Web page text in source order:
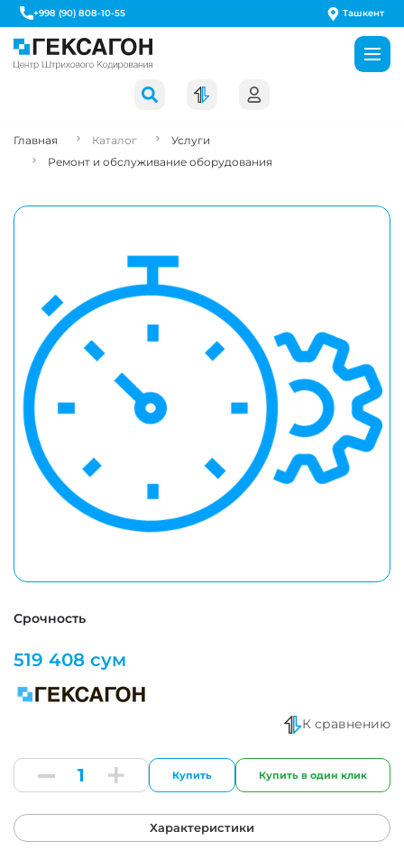
+998 (90) 808-10-55 Ташкент
Главная Каталог
Услуги
Ремонт и обслуживание оборудования
Срочность
519 408 сум
К сравнению
Купить Купить в один клик
Характеристики